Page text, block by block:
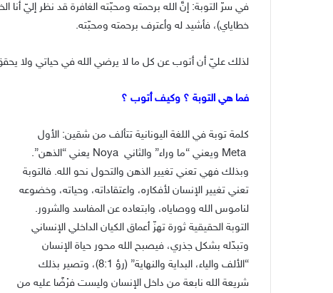
في سرّ التوبة: إنَّ الله برحمته ومحبّته الغافرة قد نظر إليّ
خطاياي)، فأشيد له وأعترف برحمته ومحبّته.
لذلك عليّ أن أتوب عن كل ما لا يرضي الله في حياتي ولا
فما هي التوبة ؟ وكيف أتوب ؟
كلمة توبة في اللغة اليونانية تتألف من شقين: الأول
Meta ويعني “ما وراء” والثاني Noya يعني “الذهن”.
وبذلك فهي تعني تغيير الذهن والتحول نحو الله. فالتوبة
تعني تغيير الإنسان لأفكاره، واعتقاداته، وحياته، وخضوعه
لناموس الله ووصاياه، وابتعاده عن المفاسد والشرور.
التوبة الحقيقية ثورة تهزّ أعماق الكيان الداخلي الإنساني
وتبدّله بشكل جذري، فيصبح الله محور حياة الإنسان
“الألف والياء، البداية والنهاية” (رؤ 8:1)، وتصير بذلك
شريعة الله نابعة من داخل الإنسان وليست فرْضًا عليه من